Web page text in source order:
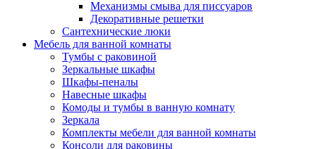
Механизмы смыва для писсуаров
Декоративные решетки
Сантехнические люки
Мебель для ванной комнаты
Тумбы с раковиной
Зеркальные шкафы
Шкафы-пеналы
Навесные шкафы
Комоды и тумбы в ванную комнату
Зеркала
Комплекты мебели для ванной комнаты
Консоли для раковины